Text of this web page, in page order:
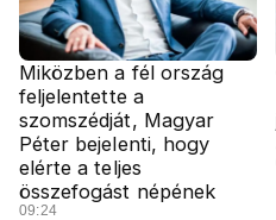
Miközben a fél ország
feljelentette a
szomszédját, Magyar
Péter bejelenti, hogy
elérte a teljes
összefogást népének
09:24